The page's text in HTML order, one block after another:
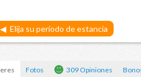
Elija su período de estancia
Fotos 309 Opiniones